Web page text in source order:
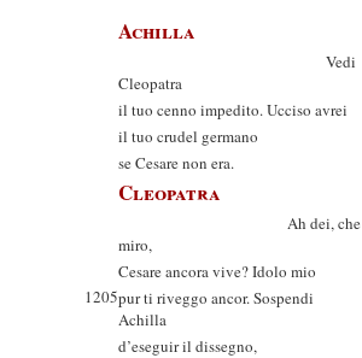
Achilla
Vedi
Cleopatra
il tuo cenno impedito. Ucciso avrei
il tuo crudel germano
se Cesare non era.
Cleopatra
Ah dei, che
miro,
Cesare ancora vive? Idolo mio
1205pur ti riveggo ancor. Sospendi
Achilla
d’eseguir il dissegno,